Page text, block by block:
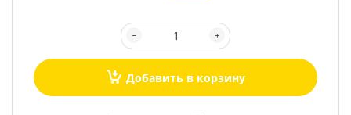
Добавить в корзину